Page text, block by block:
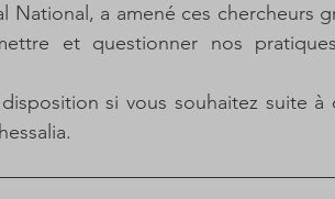
National, a amené ces chercheurs
et questionner nos
si vous souhaitez suite